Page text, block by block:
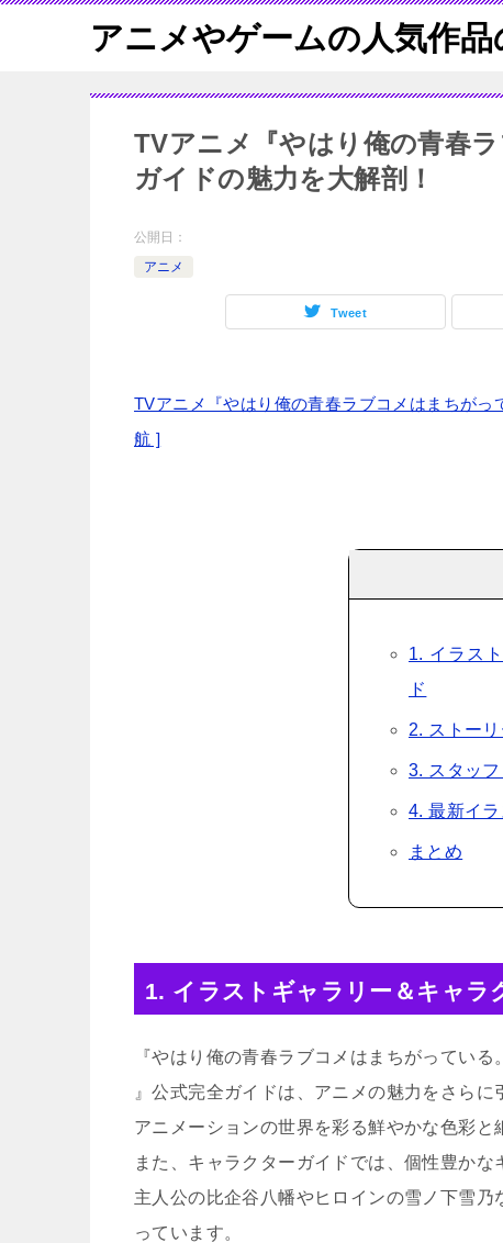
アニメやゲームの人気作品
TVアニメ『やはり俺の青春
ガイドの魅力を大解剖！
公開日：
アニメ
Tweet
TVアニメ『やはり俺の青春ラブコメはまちが
航 ]
1. イラス
ド
2. ストー
3. スタッ
4. 最新イ
まとめ
1. イラストギャラリー＆キャラ
『やはり俺の青春ラブコメはまちがっている。
』公式完全ガイドは、アニメの魅力をさら
アニメーションの世界を彩る鮮やかな色彩と
また、キャラクターガイドでは、個性豊か
主人公の比企谷八幡やヒロインの雪ノ下雪
っています。